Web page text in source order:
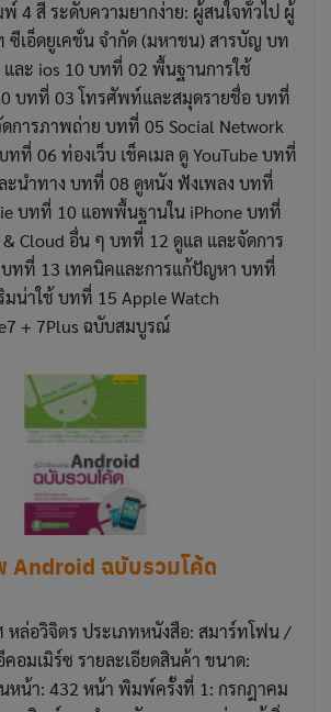
4 สี ระดับความยากง่าย: ผู้สนใจทั่วไป ผู้
ซีเอ็ดยูเคชั่น จำกัด (มหาชน) สารบัญ บท
และ ios 10 บทที่ 02 พื้นฐานการใช้
บทที่ 03 โทรศัพท์และสมุดรายชื่อ บทที่
การภาพถ่าย บทที่ 05 Social Network
ทที่ 06 ท่องเว็บ เช็คเมล ดู YouTube บทที่
นำทาง บทที่ 08 ดูหนัง ฟังเพลง บทที่
บทที่ 10 แอพพื้นฐานใน iPhone บทที่
& Cloud อื่น ๆ บทที่ 12 ดูแล และจัดการ
บทที่ 13 เทคนิคและการแก้ปัญหา บทที่
น่าใช้ บทที่ 15 Apple Watch
+ 7Plus ฉบับสมบูรณ์
Android ฉบับรวมโค้ด
หล่อวิจิตร ประเภทหนังสือ: สมาร์ทโฟน /
อมเมิร์ซ รายละเอียดสินค้า ขนาด:
หน้า: 432 หน้า พิมพ์ครั้งที่ 1: กรกฎาคม